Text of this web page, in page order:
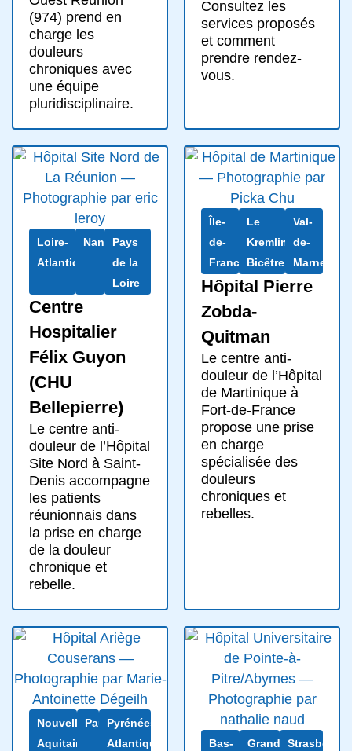
(974) prend en
charge les
douleurs
chroniques avec
une équipe
pluridisciplinaire.
Consultez les
services proposés
et comment
prendre rendez-
vous.
Loire-
Atlantique
NantesPays
de la
Loire
Centre
Hospitalier
Félix Guyon
(CHU
Bellepierre)
Le centre anti-
douleur de l’Hôpital
Site Nord à Saint-
Denis accompagne
les patients
réunionnais dans
la prise en charge
de la douleur
chronique et
rebelle.
Île-
de-
France
Le
Kremlin-
Bicêtre
Val-
de-
Marne
Hôpital Pierre
Zobda-
Quitman
Le centre anti-
douleur de l’Hôpital
de Martinique à
Fort-de-France
propose une prise
en charge
spécialisée des
douleurs
chroniques et
rebelles.
Nouvelle-
Aquitaine
Pau
Pyrénées-
Atlantiques
Bas-
Grand
Strasbourg